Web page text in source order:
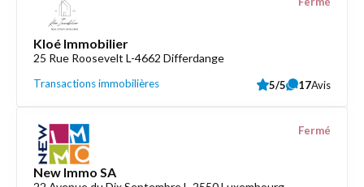
Kloé Immobilier
25 Rue Roosevelt L-4662 Differdange
Transactions immobilières 5/5 17Avis
New Immo SA
Fermé